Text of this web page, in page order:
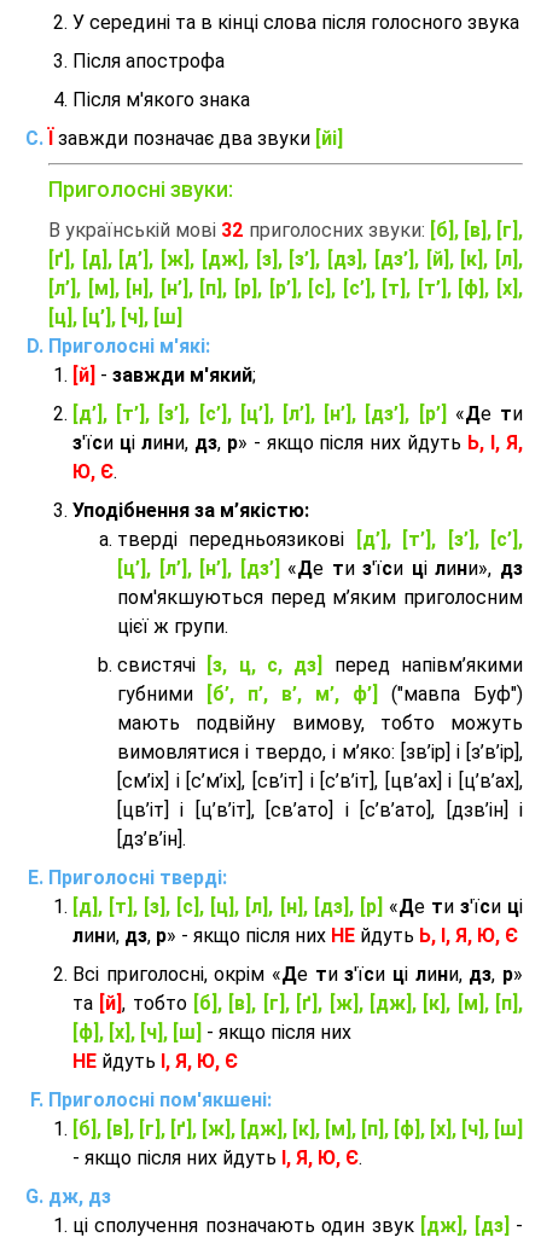
У середині та в кінці слова після голосного звука
Після апострофа
Після м'якого знака
завжди позначає два звуки [йі]
Приголосні звуки:
В українській мові 32 приголосних звуки: [б], [в], [г],
[ґ], [д], [д’], [ж], [дж], [з], [з’], [дз], [дз’], [й], [к], [л],
[л’], [м], [н], [н’], [п], [р], [р’], [с], [с’], [т], [т’], [ф], [х],
[ц], [ц’], [ч], [ш]
Приголосні м'які:
[й] - завжди м'який;
[д’], [т’], [з’], [с’], [ц’], [л’], [н’], [дз’], [р’]
«Де ти
з'їси ці лини, дз, р» - якщо після них йдуть Ь, І, Я,
Ю, Є.
Уподібнення за м’якістю:
тверді передньоязикові
[д’], [т’], [з’], [с’],
[ц’], [л’], [н’], [дз’] «Де тиз'їси цілини», дз
пом'якшуються перед м’яким приголосним
цієї ж групи.
cвистячі
[з, ц, с, дз]
перед напівм’якими
губними
[б’, п’, в’, м’, ф’]
("мавпа Буф")
мають подвійну вимову, тобто можуть
вимовлятися і твердо, і м’яко: [зв’ір] і [з’в’ір],
[см’іх] і [с’м’іх], [св’іт] і [с’в’іт], [цв’ах] і [ц’в’ах],
[цв’іт] і [ц’в’іт], [св’ато] і [с’в’ато], [дзв’iн] і
[дз’в’iн].
Приголосні тверді:
[д], [т], [з], [с], [ц], [л], [н], [дз], [р] «Де ти з'їси ці
лини, дз, р» - якщо після них НЕ йдуть Ь, І, Я, Ю, Є
Всі приголосні, окрім «Де тиз'їси ці лини, дз, р»
та [й], тобто [б], [в], [г], [ґ], [ж], [дж], [к], [м], [п],
[ф], [х], [ч], [ш] - якщо після них
НЕ йдуть І, Я, Ю, Є
Приголосні пом'якшені:
[б], [в], [г], [ґ], [ж], [дж], [к], [м], [п], [ф], [х], [ч], [ш]
- якщо після них йдуть І, Я, Ю, Є.
дж, дз
ці сполучення позначають один звук [дж], [дз] -